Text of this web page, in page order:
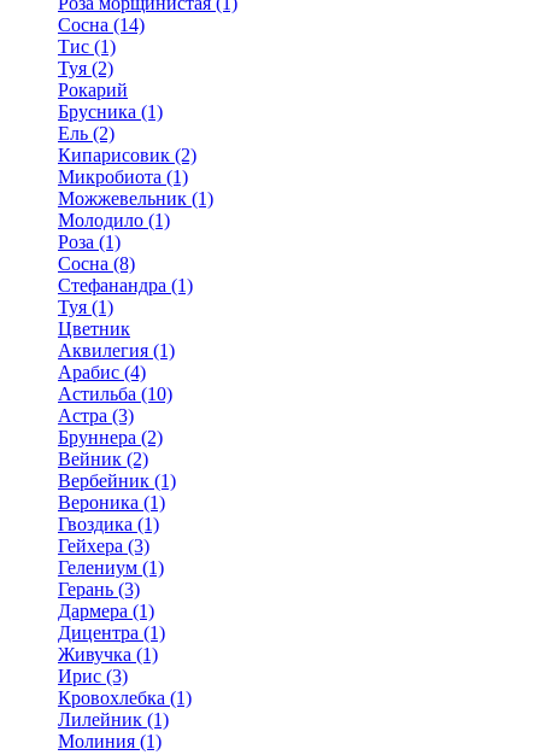
Сосна (14)
Тис (1)
Туя (2)
Рокарий
Брусника (1)
Ель (2)
Кипарисовик (2)
Микробиота (1)
Можжевельник (1)
Молодило (1)
Роза (1)
Сосна (8)
Стефанандра (1)
Туя (1)
Цветник
Аквилегия (1)
Арабис (4)
Астильба (10)
Астра (3)
Бруннера (2)
Вейник (2)
Вербейник (1)
Вероника (1)
Гвоздика (1)
Гейхера (3)
Гелениум (1)
Герань (3)
Дармера (1)
Дицентра (1)
Живучка (1)
Ирис (3)
Кровохлебка (1)
Лилейник (1)
Молиния (1)